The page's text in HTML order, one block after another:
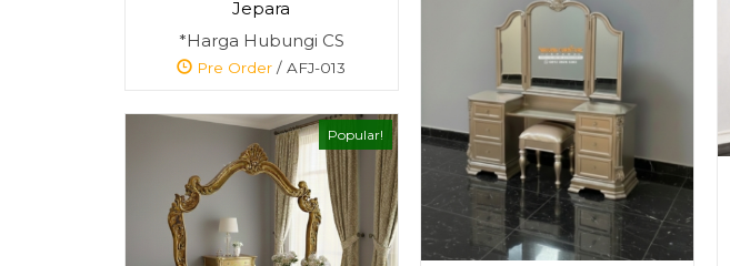
Jepara
*Harga Hubungi CS
Pre Order / AFJ-013
Popular!